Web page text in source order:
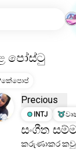
පෝස්ටු
කේපොප්
Precious
INTJ
සංගීත
කරුණාකර